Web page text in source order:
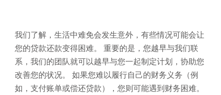
我们了解，生活中难免会发生意外，有些情况可能会让
您的贷款还款变得困难。
重要的是，您越早与我们联
系，我们的团队就可以越早与您一起制定计划，协助您
改善您的状况。
如果您难以履行自己的财务义务（例
如，支付账单或偿还贷款），您则可能遇到财务困难。